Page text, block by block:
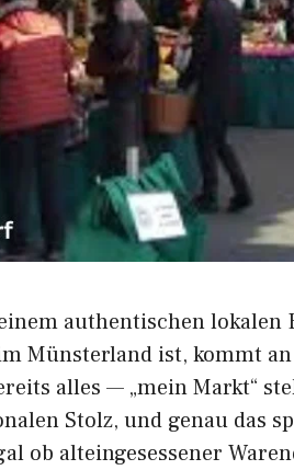
authen​tisch⁠en⁠
Münster​land ist, komm⁠t
alles — „mein Markt“
Stolz, und‌ genau das
ob altein‍gesessener